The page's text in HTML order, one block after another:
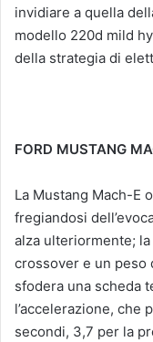
invidiare a quella
modello 220d mild
della strategia di
FORD MUSTANG
La Mustang Mach-E
fregiandosi
alza ulteriormente;
crossover e un peso
sfodera una scheda
l’accelerazione, che
secondi, 3,7 per la